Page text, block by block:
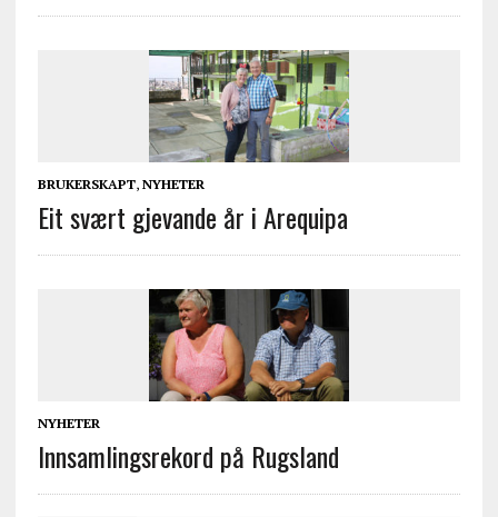
BRUKERSKAPT, NYHETER
Eit svært gjevande år i Arequipa
NYHETER
Innsamlingsrekord på Rugsland